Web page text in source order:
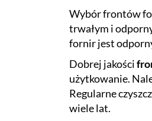
Wybór frontów
trwałym i
fornir jest
Dobrej jakości
użytkowanie.
Regularne
wiele lat.